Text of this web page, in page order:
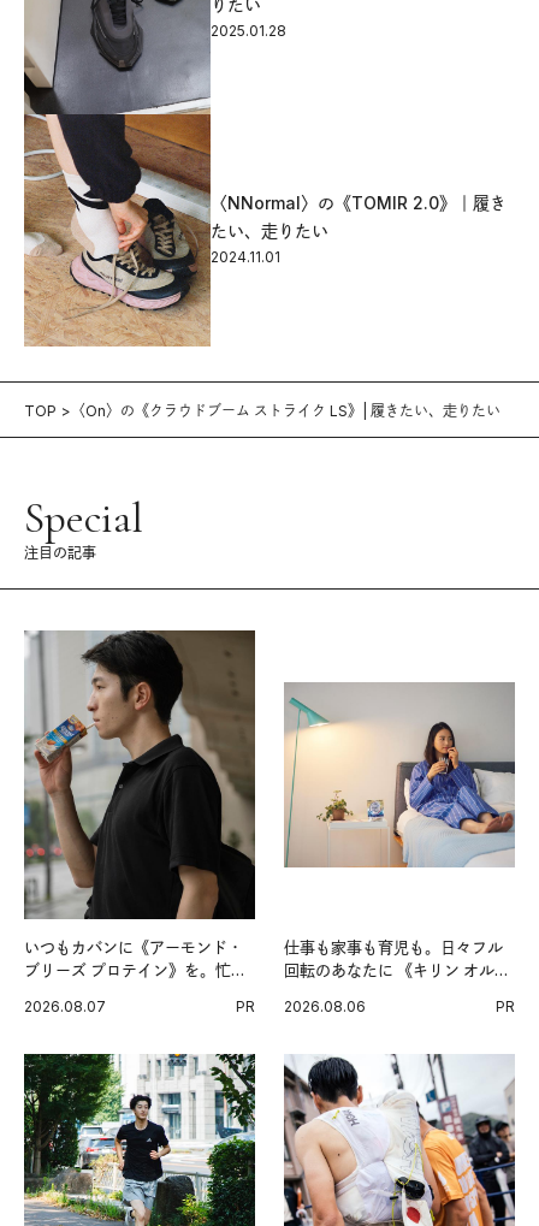
2025.01.28
〈NNormal〉の《TOMIR 2.0》｜履き
たい、走りたい
2024.11.01
TOP 〈On〉の《クラウドブーム ストライク LS》| 履きたい、走りたい
Special
注目の記事
いつもカバンに《アーモンド・
ブリーズ プロテイン》を。忙し
グ習慣。
2026.08.07 PR
仕事も家事も育児も。日々フル
回転のあなたに 《キリン オルニ
2026.08.06 PR